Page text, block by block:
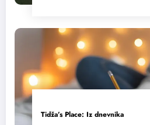
Tidža’s Place: Iz dnevnika